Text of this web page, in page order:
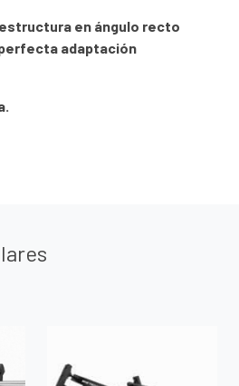
en ángulo recto
adaptación